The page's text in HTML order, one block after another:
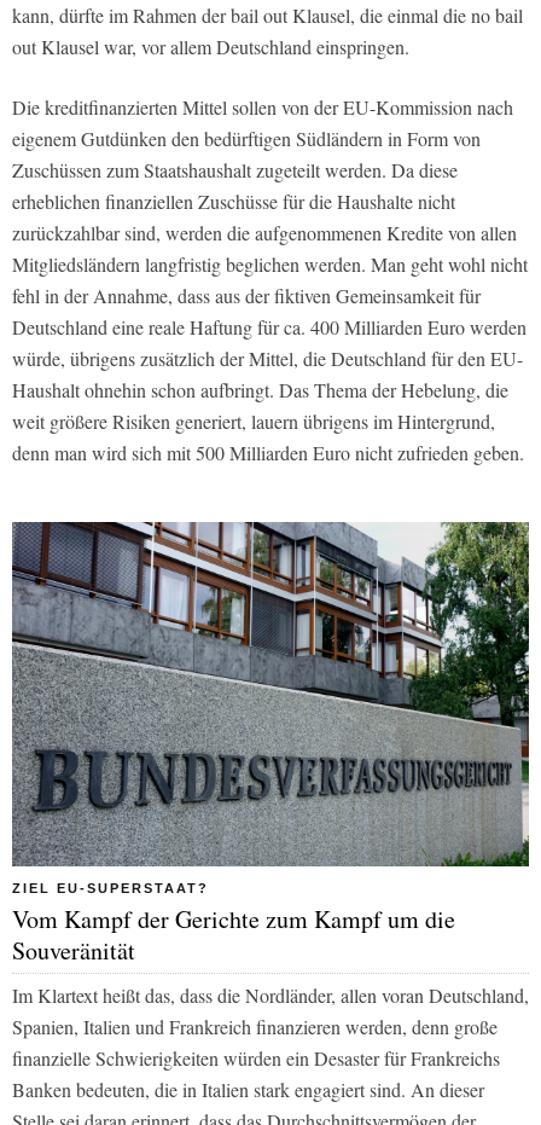
kann, dürfte im Rahmen der bail out Klausel, die einmal die no bail
out Klausel war, vor allem Deutschland einspringen.
Die kreditfinanzierten Mittel sollen von der EU-Kommission nach
eigenem Gutdünken den bedürftigen Südländern in Form von
Zuschüssen zum Staatshaushalt zugeteilt werden. Da diese
erheblichen finanziellen Zuschüsse für die Haushalte nicht
zurückzahlbar sind, werden die aufgenommenen Kredite von allen
Mitgliedsländern langfristig beglichen werden. Man geht wohl nicht
fehl in der Annahme, dass aus der fiktiven Gemeinsamkeit für
Deutschland eine reale Haftung für ca. 400 Milliarden Euro werden
würde, übrigens zusätzlich der Mittel, die Deutschland für den EU-
Haushalt ohnehin schon aufbringt. Das Thema der Hebelung, die
weit größere Risiken generiert, lauern übrigens im Hintergrund,
denn man wird sich mit 500 Milliarden Euro nicht zufrieden geben.
ZIEL EU-SUPERSTAAT?
Vom Kampf der Gerichte zum Kampf um die
Souveränität
Im Klartext heißt das, dass die Nordländer, allen voran Deutschland,
Spanien, Italien und Frankreich finanzieren werden, denn große
finanzielle Schwierigkeiten würden ein Desaster für Frankreichs
Banken bedeuten, die in Italien stark engagiert sind. An dieser